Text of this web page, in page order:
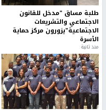
طلبة مساق "مدخل للقانون
الاجتماعي والتشريعات
الاجتماعية"يزورون مركز حماية
الأسرة
منذ ثانية